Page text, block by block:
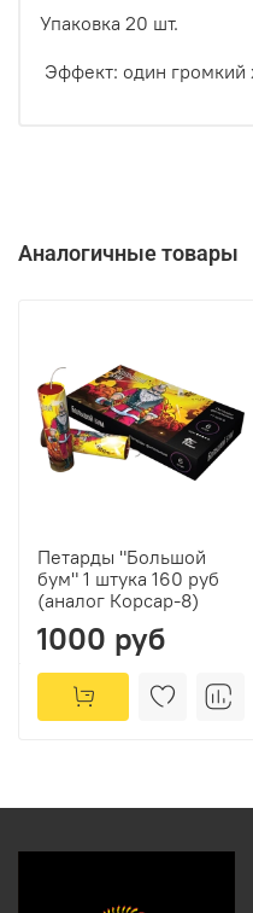
Упаковка 20 шт.
Эффект: один громкий
Аналогичные товары
Петарды "Большой
бум" 1 штука 160 руб
(аналог Корсар-8)
1000 руб